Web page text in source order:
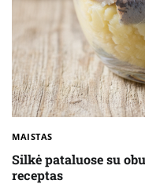
MAISTAS
Silkė pataluose su
receptas